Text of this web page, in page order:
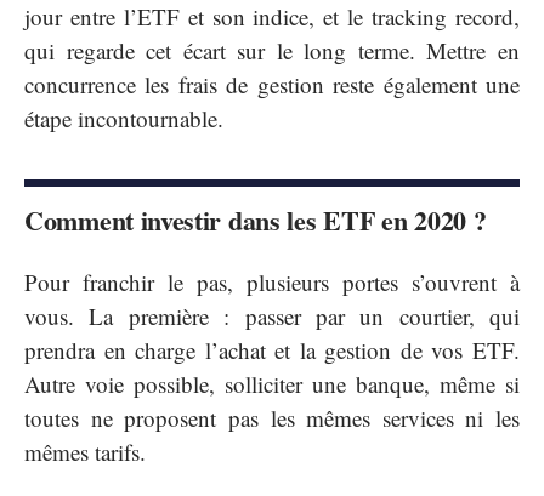
jour entre l’ETF et son indice, et le tracking record,
qui regarde cet écart sur le long terme. Mettre en
concurrence les frais de gestion reste également une
étape incontournable.
Comment investir dans les ETF en 2020 ?
Pour franchir le pas, plusieurs portes s’ouvrent à
vous. La première : passer par un courtier, qui
prendra en charge l’achat et la gestion de vos ETF.
Autre voie possible, solliciter une banque, même si
toutes ne proposent pas les mêmes services ni les
mêmes tarifs.